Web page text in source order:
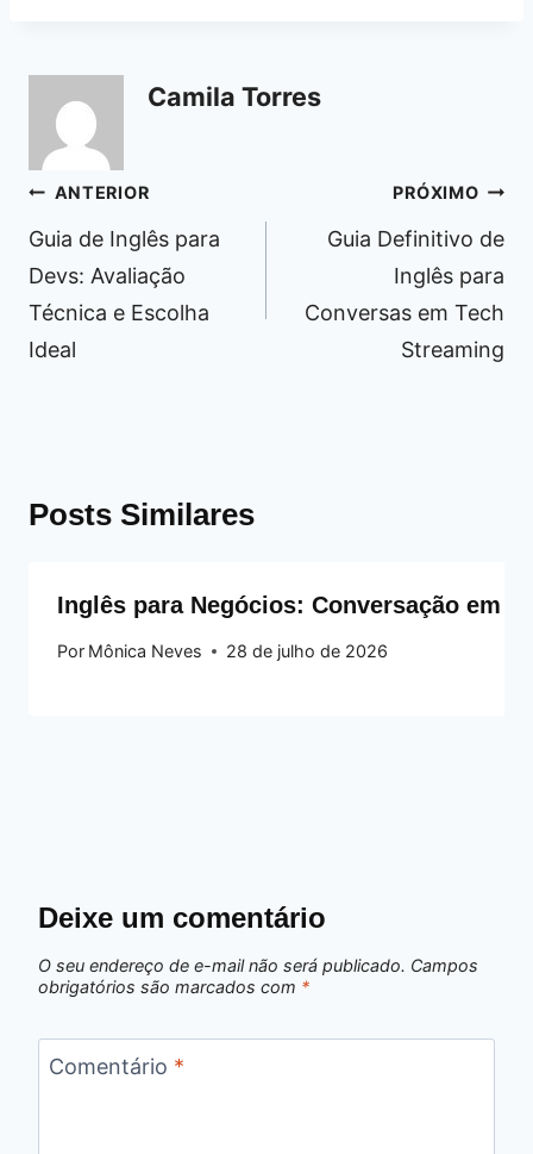
Camila Torres
Navegação
de
Post
ANTERIOR
Guia de Inglês para
Devs: Avaliação
Técnica e Escolha
Ideal
PRÓXIMO
Guia Definitivo de
Inglês para
Conversas em Tech
Streaming
Posts Similares
Inglês para Negócios: Conversação em
Por Mônica Neves 28 de julho de 2026
Deixe um comentário
O seu endereço de e-mail não será publicado. Campos
obrigatórios são marcados com *
Comentário *